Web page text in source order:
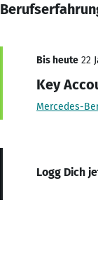
Bis heute 22
Key
Mercedes-
Logg Dich